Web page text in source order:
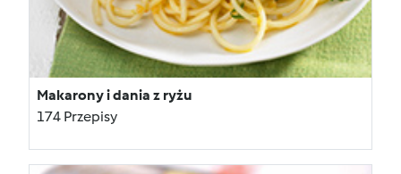
Makarony i dania z ryżu
174 Przepisy